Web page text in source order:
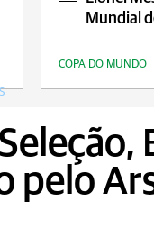
Mundial
COPA DO MUNDO
pelo